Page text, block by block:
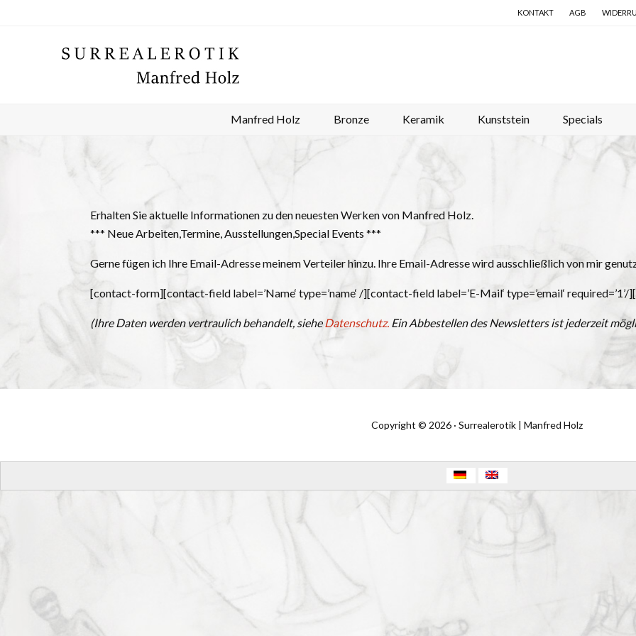
KONTAKT AGB
Manfred Holz Bronze Keramik Kunststein Specials
Erhalten Sie aktuelle Informationen zu den neuesten Werken von Manfred Holz.
*** Neue Arbeiten,Termine, Ausstellungen,Special Events ***
Gerne fügen ich Ihre Email-Adresse meinem Verteiler hinzu. Ihre Email-Adresse wird ausschließlich von mir
[contact-form][contact-field label=’Name‘ type=’name‘ /][contact-field label=’E-Mail‘ type=’email‘
(Ihre Daten werden vertraulich behandelt, sieheDatenschutz. Ein Abbestellen des Newsletters ist jederzeit
Copyright © 2026 · Surrealerotik | Manfred Holz